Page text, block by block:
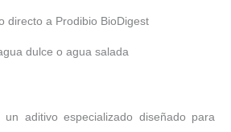
directo a Prodibio BioDigest
dulce o agua salada
un aditivo especializado diseñado para